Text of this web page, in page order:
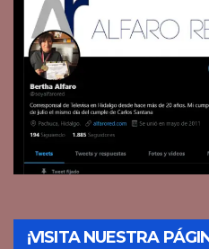
¡VISITA NUESTRA